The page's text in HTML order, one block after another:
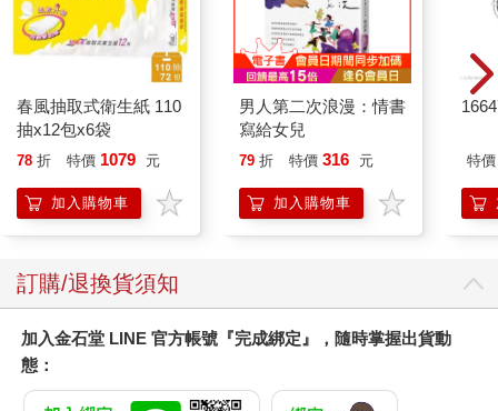
春風抽取式衛生紙 110
抽x12包x6袋
78 折 特價 1079 元
加入購物車
男人第二次浪漫：情書
寫給女兒
79 折 特價 316 元
加入購物車
特價
訂購/退換貨須知
加入金石堂 LINE 官方帳號『完成綁定』，隨時掌握出貨動
態：